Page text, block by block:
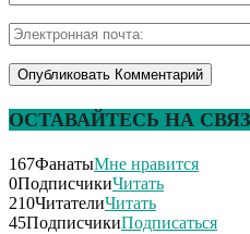
ОСТАВАЙТЕСЬ НА
167ФанатыМне нравится
0ПодписчикиЧитать
210ЧитателиЧитать
45ПодписчикиПодписаться